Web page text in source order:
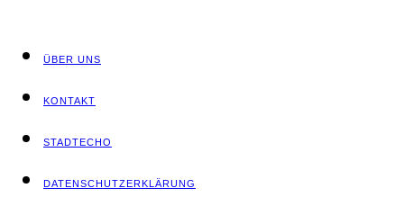
ÜBER UNS
KON­TAKT
STADT­ECHO
DATEN­SCHUTZ­ER­KLÄ­RUNG